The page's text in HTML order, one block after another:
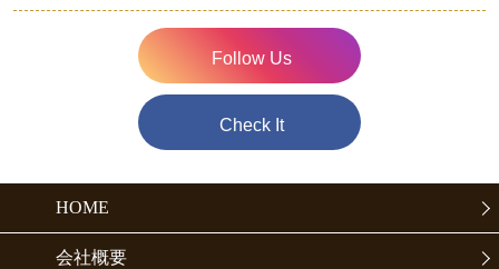
Follow Us
Check It
HOME
会社概要